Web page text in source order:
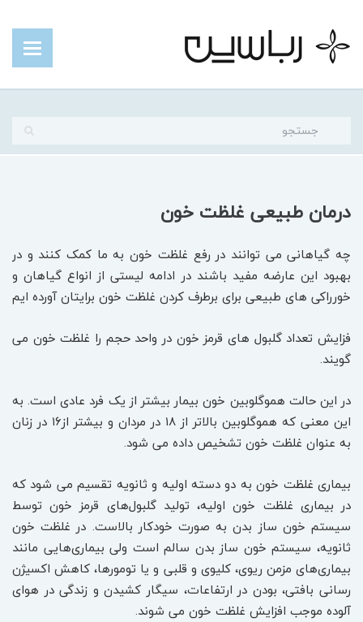
درمان طبیعی غلظت خون
چه گیاهانی می توانند در رفع غلظت خون به ما کمک کنند و در
بهبود این عارضه مفید باشند در ادامه لیستی از انواع گیاهان و
خورراکی های طبیعی برای برطرف کردن غلظت خون برایتان آورده ایم
فزایش تعداد گلبول های قرمز خون در واحد حجم را غلظت خون می
گویند.
در این حالت هموگلوبین‌ خون بیمار بیشتر از یک فرد عادی است. به
این معنی که هموگلوبین بالاتر از ۱۸ در مردان و بیشتر از۱۶ در زنان
به عنوان غلظت خون تشخیص داده می شود.
بیماری غلظت خون به دو دسته اولیه و ثانویه تقسیم می شود که
در بیماری غلظت خون اولیه، تولید گلبول‌های قرمز خون توسط
سیستم خون ساز بدن به صورت خودکار بالاست. در غلظت خون
ثانویه، سیستم خون ساز بدن سالم است ولی بیماری‌هایی مانند
بیماری‌های مزمن ریوی، کلیوی و قلبی و یا تومورها، کاهش اکسیژن
رسانی بافتی، بودن در ارتفاعات، سیگار کشیدن و زندگی در هوای
آلوده موجب افزایش غلظت خون می شوند.